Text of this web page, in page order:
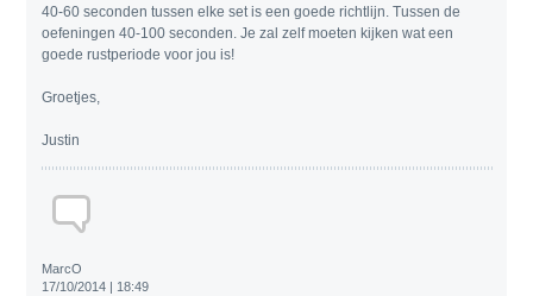
40-60 seconden tussen elke set is een goede richtlijn. Tussen de
oefeningen 40-100 seconden. Je zal zelf moeten kijken wat een
goede rustperiode voor jou is!
Groetjes,
Justin
MarcO
17/10/2014 | 18:49